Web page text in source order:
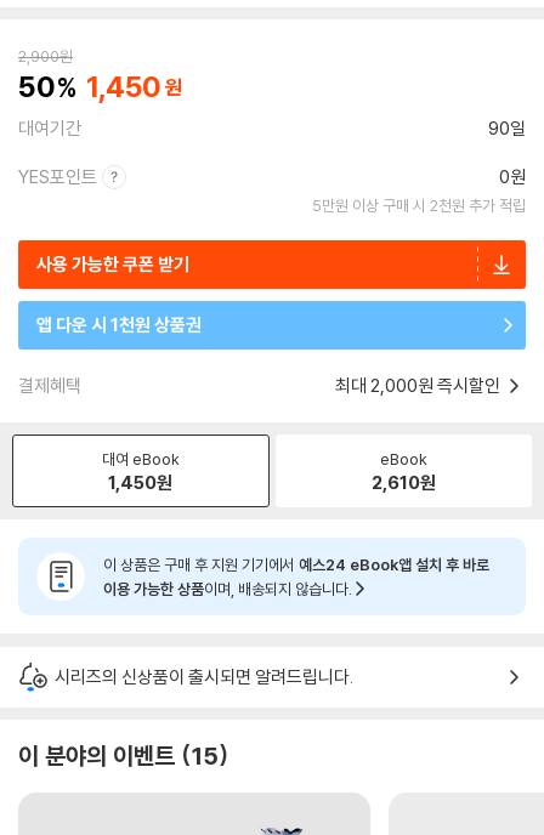
2,900원
50 1,450
대여기간 90일
YES포인트 0원
5만원 이상 구매 시 2천원 추가 적립
사용 가능한 쿠폰 받기
앱 다운 시 1천원 상품권
결제혜택 최대 2,000원 즉시할인
대여 eBook
1,450원
eBook
2,610원
이 상품은 구매 후 지원 기기에서 예스24 eBook앱 설치 후 바로
이용 가능한 상품이며, 배송되지 않습니다.
시리즈의 신상품이 출시되면 알려드립니다.
이 분야의 이벤트 15